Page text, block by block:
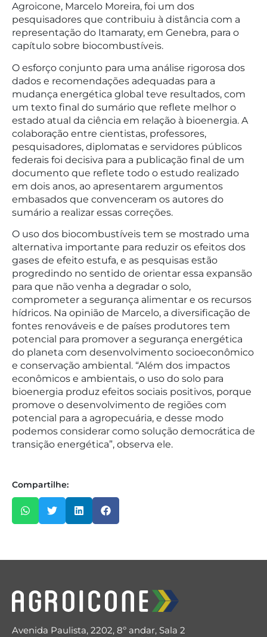
Agroicone, Marcelo Moreira, foi um dos
pesquisadores que contribuiu à distância com a
representação do Itamaraty, em Genebra, para o
capítulo sobre biocombustíveis.
O esforço conjunto para uma análise rigorosa dos
dados e recomendações adequadas para a
mudança energética global teve resultados, com
um texto final do sumário que reflete melhor o
estado atual da ciência em relação à bioenergia. A
colaboração entre cientistas, professores,
pesquisadores, diplomatas e servidores públicos
federais foi decisiva para a publicação final de um
documento que reflete todo o estudo realizado
em dois anos, ao apresentarem argumentos
embasados que convenceram os autores do
sumário a realizar essas correções.
O uso dos biocombustíveis tem se mostrado uma
alternativa importante para reduzir os efeitos dos
gases de efeito estufa, e as pesquisas estão
progredindo no sentido de orientar essa expansão
para que não venha a degradar o solo,
comprometer a segurança alimentar e os recursos
hídricos. Na opinião de Marcelo, a diversificação de
fontes renováveis e de países produtores tem
potencial para promover a segurança energética
do planeta com desenvolvimento socioeconômico
e conservação ambiental. “Além dos impactos
econômicos e ambientais, o uso do solo para
bioenergia produz efeitos sociais positivos, porque
promove o desenvolvimento de regiões com
potencial para a agropecuária, e desse modo
podemos considerar como solução democrática de
transição energética”, observa ele.
Compartilhe:
Avenida Paulista, 2202, 8º andar, Sala 2